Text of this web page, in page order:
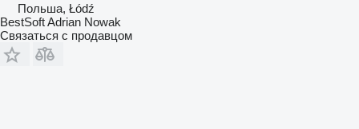
Польша, Łódź
BestSoft Adrian Nowak
Связаться с продавцом